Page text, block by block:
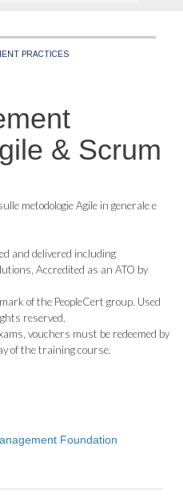
PRACTICES
& Scrum
metodologie Agile in generale e
and delivered including
Accredited as an ATO by
of the PeopleCert group. Used
reserved.
vouchers must be redeemed by
of the training course.
Foundation